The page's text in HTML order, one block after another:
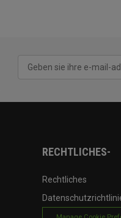
RECHTLICHES-
Rechtliches